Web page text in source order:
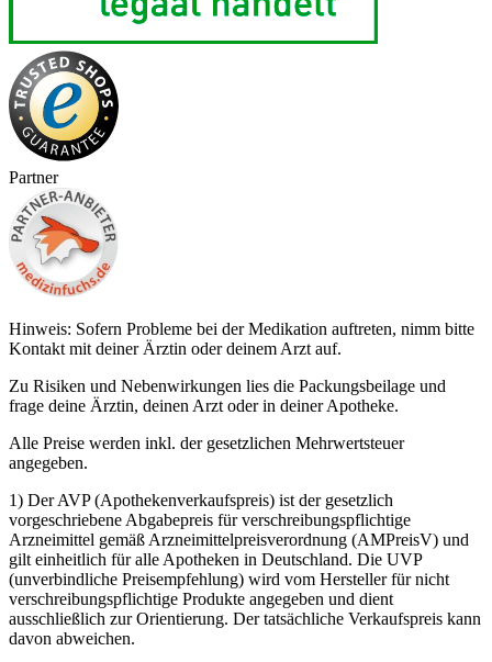
Partner
Hinweis: Sofern Probleme bei der Medikation auftreten, nimm bitte
Kontakt mit deiner Ärztin oder deinem Arzt auf.
Zu Risiken und Nebenwirkungen lies die Packungsbeilage und
frage deine Ärztin, deinen Arzt oder in deiner Apotheke.
Alle Preise werden inkl. der gesetzlichen Mehrwertsteuer
angegeben.
1) Der AVP (Apothekenverkaufspreis) ist der gesetzlich
vorgeschriebene Abgabepreis für verschreibungspflichtige
Arzneimittel gemäß Arzneimittelpreisverordnung (AMPreisV) und
gilt einheitlich für alle Apotheken in Deutschland. Die UVP
(unverbindliche Preisempfehlung) wird vom Hersteller für nicht
verschreibungspflichtige Produkte angegeben und dient
ausschließlich zur Orientierung. Der tatsächliche Verkaufspreis kann
davon abweichen.